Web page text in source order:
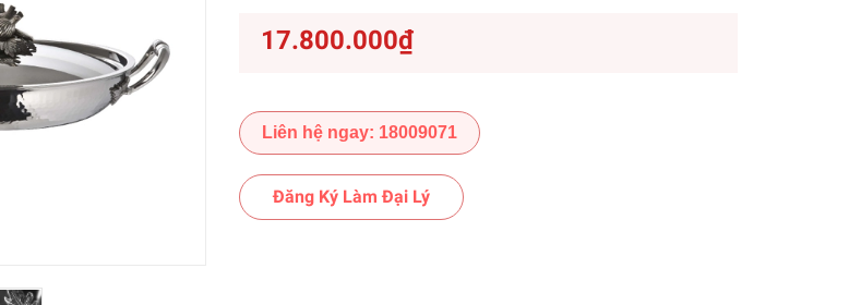
17.800.000₫
Liên hệ ngay: 18009071
Đăng Ký Làm Đại Lý